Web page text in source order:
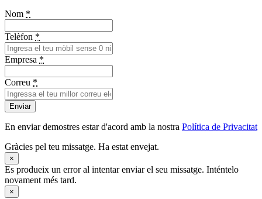
Nom *
Telèfon *
Empresa *
Correu *
Enviar
En enviar demostres estar d'acord amb la nostra Política de Privacitat
Gràcies pel teu missatge. Ha estat envejat.
×
Es produeix un error al intentar enviar el seu missatge. Inténtelo
novament més tard.
×